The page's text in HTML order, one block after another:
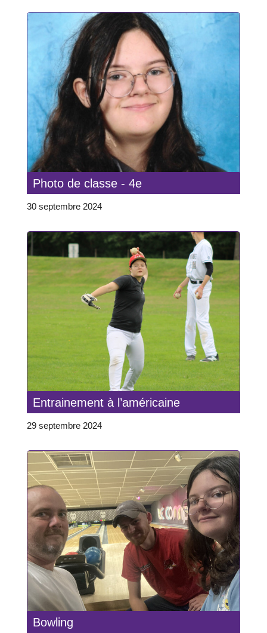
Photo de classe - 4e
30 septembre 2024
Entrainement à l’américaine
29 septembre 2024
Bowling